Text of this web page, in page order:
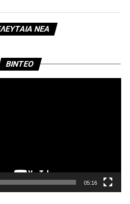
ΝΈΑ
BINTEO
05:16